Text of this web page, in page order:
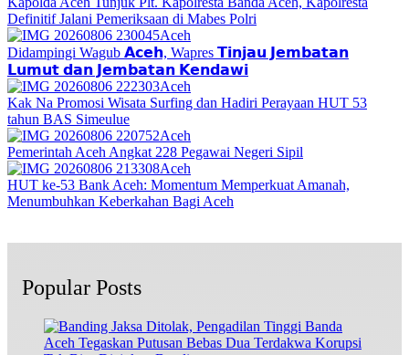
Definitif Jalani Pemeriksaan di Mabes Polri
Aceh
Didampingi Wagub 𝗔𝗰𝗲𝗵, Wapres 𝗧𝗶𝗻𝗷𝗮𝘂 𝗝𝗲𝗺𝗯𝗮𝘁𝗮𝗻
𝗟𝘂𝗺𝘂𝘁 𝗱𝗮𝗻 𝗝𝗲𝗺𝗯𝗮𝘁𝗮𝗻 𝗞𝗲𝗻𝗱𝗮𝘄𝗶
Aceh
Kak Na Promosi Wisata Surfing dan Hadiri Perayaan HUT 53
tahun BAS Simeulue
Aceh
Pemerintah Aceh Angkat 228 Pegawai Negeri Sipil
Aceh
HUT ke-53 Bank Aceh: Momentum Memperkuat Amanah,
Menumbuhkan Keberkahan Bagi Aceh
Popular Posts